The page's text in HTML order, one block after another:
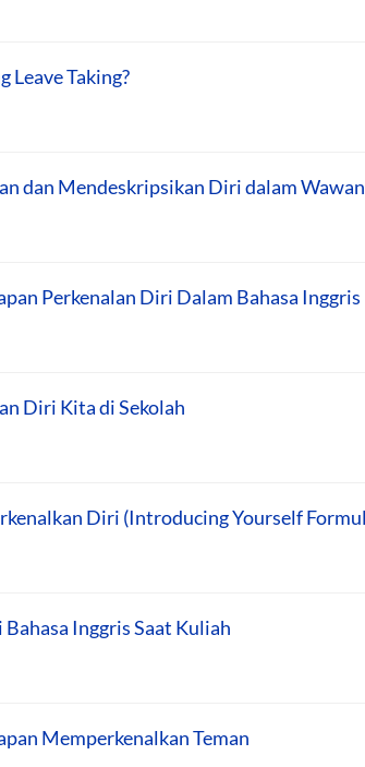
Leave Taking?
dan Mendeskripsikan Diri dalam
Perkenalan Diri Dalam Bahasa Inggris
Diri Kita di Sekolah
Diri (Introducing Yourself
Inggris Saat Kuliah
Memperkenalkan Teman